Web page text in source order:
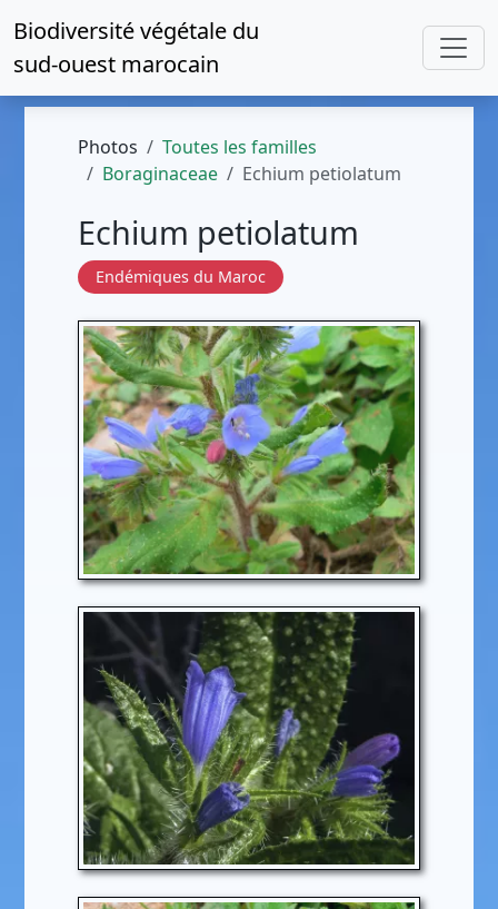
Biodiversité végétale du
sud-ouest marocain
Photos
Toutes les familles
Boraginaceae
Echium petiolatum
Echium petiolatum
Endémiques du Maroc